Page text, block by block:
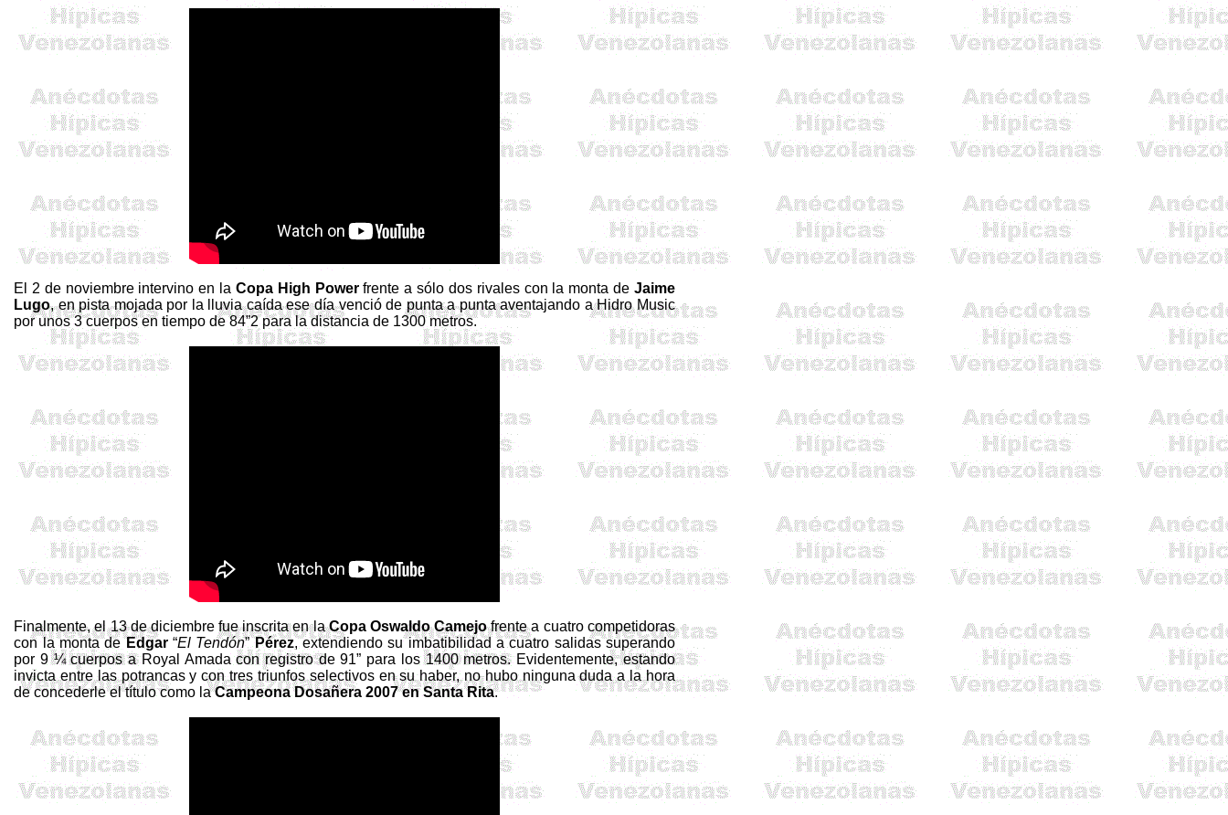
El 2 de noviembre intervino en la Copa High Powerfrente a sólo dos rivales con la monta de Jaime
Lugo, en pista mojada por la lluvia caída ese día venció de punta a punta aventajando aHidro Music
por unos 3 cuerpos en tiempo de 84”2 para la distancia de 1300 metros.
Finalmente, el 13 de diciembre fue inscrita en laCopa Oswaldo Camejofrente a cuatro competidoras
con la monta deEdgar“El Tendón”Pérez, extendiendo su imbatibilidad a cuatro salidas superando
por 9 ¼ cuerpos a Royal Amada con registro de 91” para los 1400 metros. Evidentemente, estando
invicta entre las potrancas y con tres triunfos selectivos en su haber, no hubo ninguna duda a la hora
de concederle el título como laCampeona Dosañera 2007 en Santa Rita.